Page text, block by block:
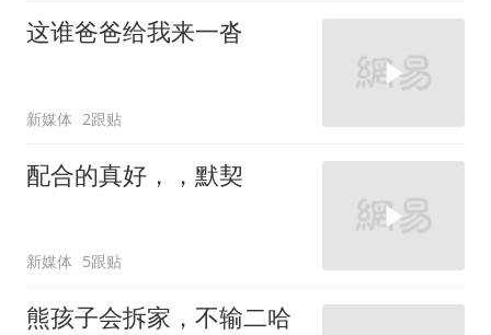
这谁爸爸给我来一沓
新媒体 2跟贴
配合的真好，，默契
新媒体 5跟贴
熊孩子会拆家，不输二哈